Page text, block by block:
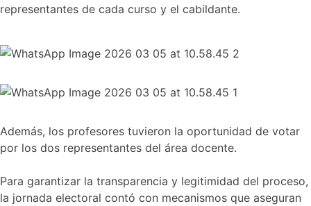
representantes de cada curso y el cabildante.
Además, los profesores tuvieron la oportunidad de votar
por los dos representantes del área docente.
Para garantizar la transparencia y legitimidad del proceso,
la jornada electoral contó con mecanismos que aseguran